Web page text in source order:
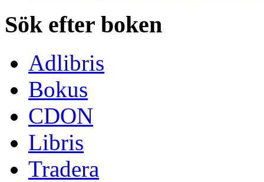
Sök efter boken
Adlibris
Bokus
CDON
Libris
Tradera